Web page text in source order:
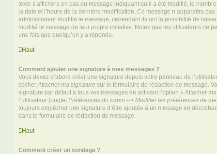
texte s’affichera en bas du message indiquant qu’il a été modifié, le
la date et l’heure de la dernière modification. Ce message n’apparaîtra
administrateur modifie le message, cependant ils ont la possibilité de
modifié le message de leur propre initiative. Notez que les utilisateurs ne
une fois que quelqu’un y a répondu.
Haut
Comment ajouter une signature à mes messages ?
Vous devez d’abord créer une signature depuis votre panneau de
cocherAttacher ma signature sur le formulaire de rédaction de message.
signature par défaut à tous vos messages en activant l’option « Attacher
l’utilisateur (onglet Préférences du forum --> Modifier les préférences de
toujours empêcher une signature d’être ajoutée à un message en
dans le formulaire de rédaction de message.
Haut
Comment créer un sondage ?